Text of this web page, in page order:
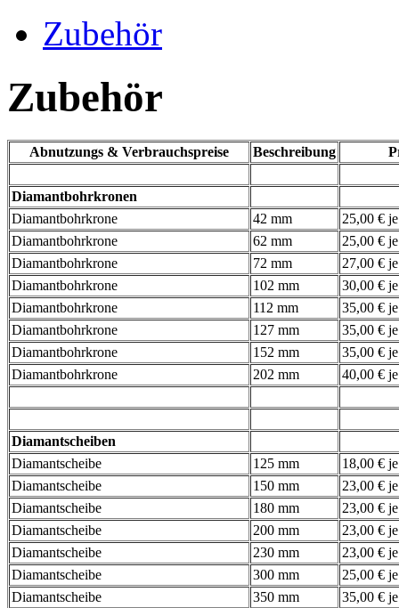
Zubehör
Zubehör
Abnutzungs & Verbrauchspreise Beschreibung
Diamantbohrkronen
Diamantbohrkrone
42 mm
25,00 €
Diamantbohrkrone
62 mm
25,00 €
Diamantbohrkrone
72 mm
27,00 €
Diamantbohrkrone
102 mm
30,00 €
Diamantbohrkrone
112 mm
35,00 €
Diamantbohrkrone
127 mm
35,00 €
Diamantbohrkrone
152 mm
35,00 €
Diamantbohrkrone
202 mm 40,00 €
Diamantscheiben
Diamantscheibe
125 mm
18,00 €
Diamantscheibe
150 mm
23,00 €
Diamantscheibe
180 mm
23,00 €
Diamantscheibe
200 mm
23,00 €
Diamantscheibe
230 mm
23,00 €
Diamantscheibe
300 mm
25,00 €
Diamantscheibe
350 mm 35,00 €